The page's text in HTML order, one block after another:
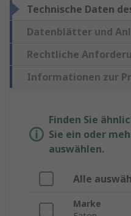
Technische Daten
Datenblätter und
Rechtliche
Informationen zur
Finden Sie
Sie ein oder
auswählen.
Alle
Marke